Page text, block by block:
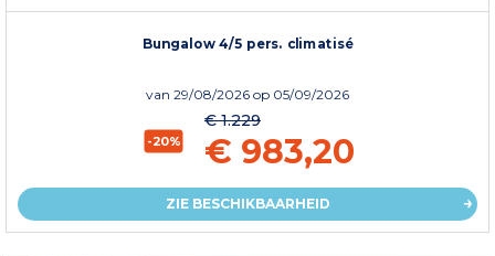
Bungalow 4/5 pers. climatisé
van 29/08/2026 op 05/09/2026
-20%
€ 1.229
€ 983,20
ZIE BESCHIKBAARHEID